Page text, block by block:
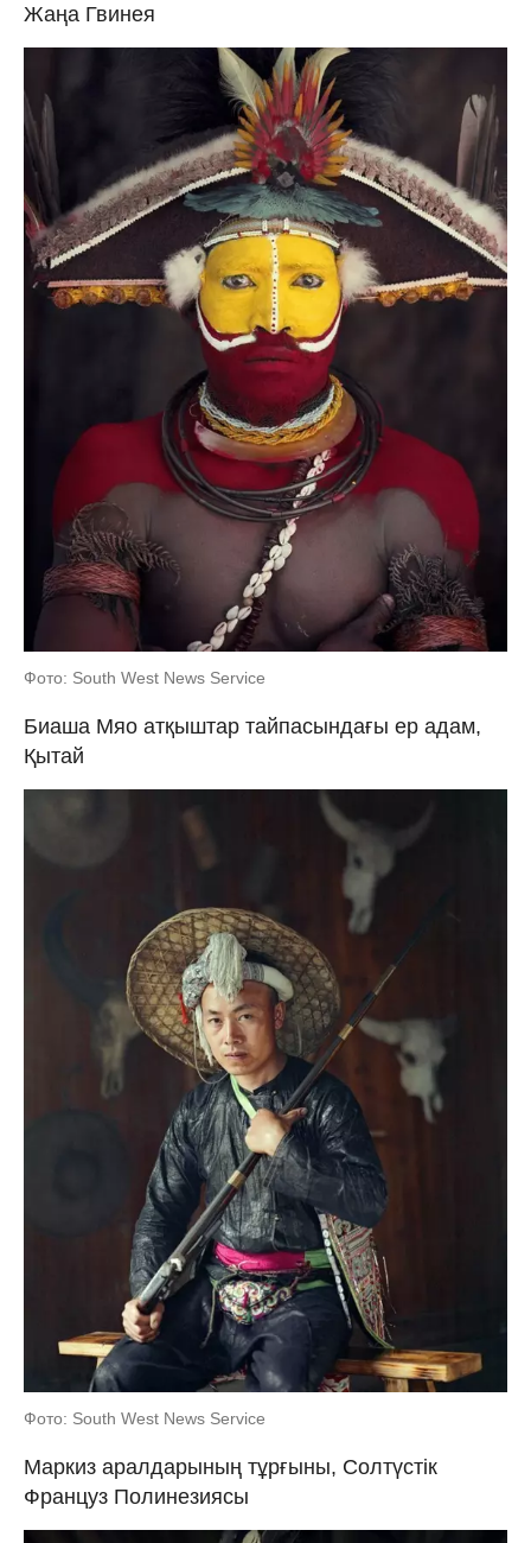
Жаңа Гвинея
Фото: South West News Service
Биаша Мяо атқыштар тайпасындағы ер адам,
Қытай
Фото: South West News Service
Маркиз аралдарының тұрғыны, Солтүстік
Француз Полинезиясы